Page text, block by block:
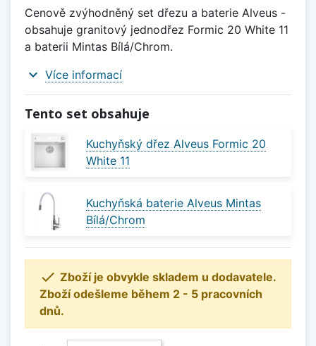
Cenově zvýhodněný set dřezu a baterie Alveus -
obsahuje granitový jednodřez Formic 20 White 11
a baterii Mintas Bílá/Chrom.
expand_more Více informací
Tento set obsahuje
Kuchyňský dřez Alveus Formic 20
White 11
Kuchyňská baterie Alveus Mintas
Bílá/Chrom
 Zboží je obvykle skladem u dodavatele.
Zboží odešleme během 2 - 5 pracovních
dnů.